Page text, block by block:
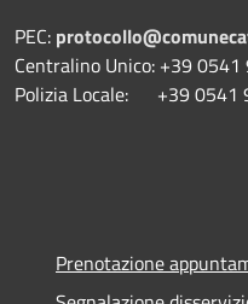
PEC:
Centralino Unico: +39 0541
Polizia Locale: +39 0541
Prenotazione